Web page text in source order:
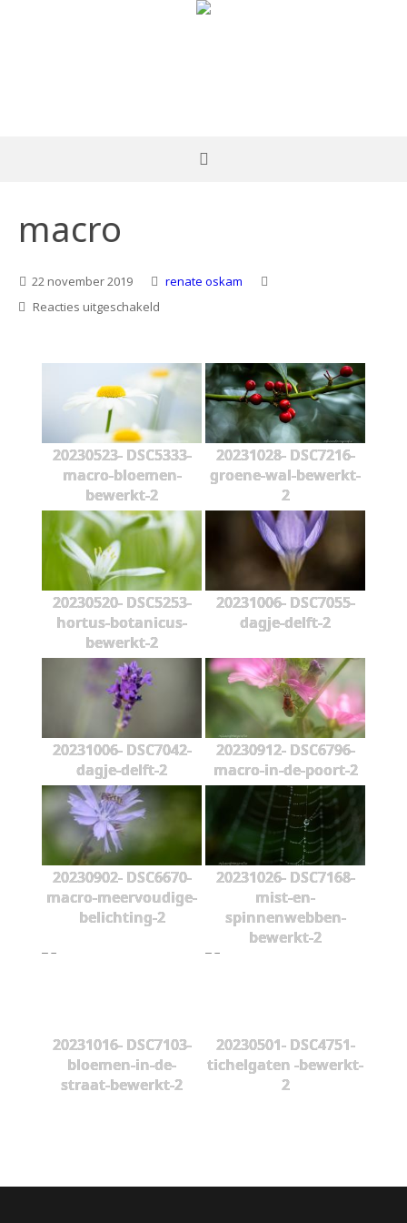
macro
22 november 2019
renate oskam
Reacties uitgeschakeld
20230523- DSC5333-
macro-bloemen-
bewerkt-2
20231028- DSC7216-
groene-wal-bewerkt-
2
20230520- DSC5253-
hortus-botanicus-
bewerkt-2
20231006- DSC7055-
dagje-delft-2
20231006- DSC7042-
dagje-delft-2
20230912- DSC6796-
macro-in-de-poort-2
20230902- DSC6670-
macro-meervoudige-
belichting-2
20231026- DSC7168-
mist-en-
spinnenwebben-
bewerkt-2
20231016- DSC7103-
bloemen-in-de-
straat-bewerkt-2
20230501- DSC4751-
tichelgaten -bewerkt-
2